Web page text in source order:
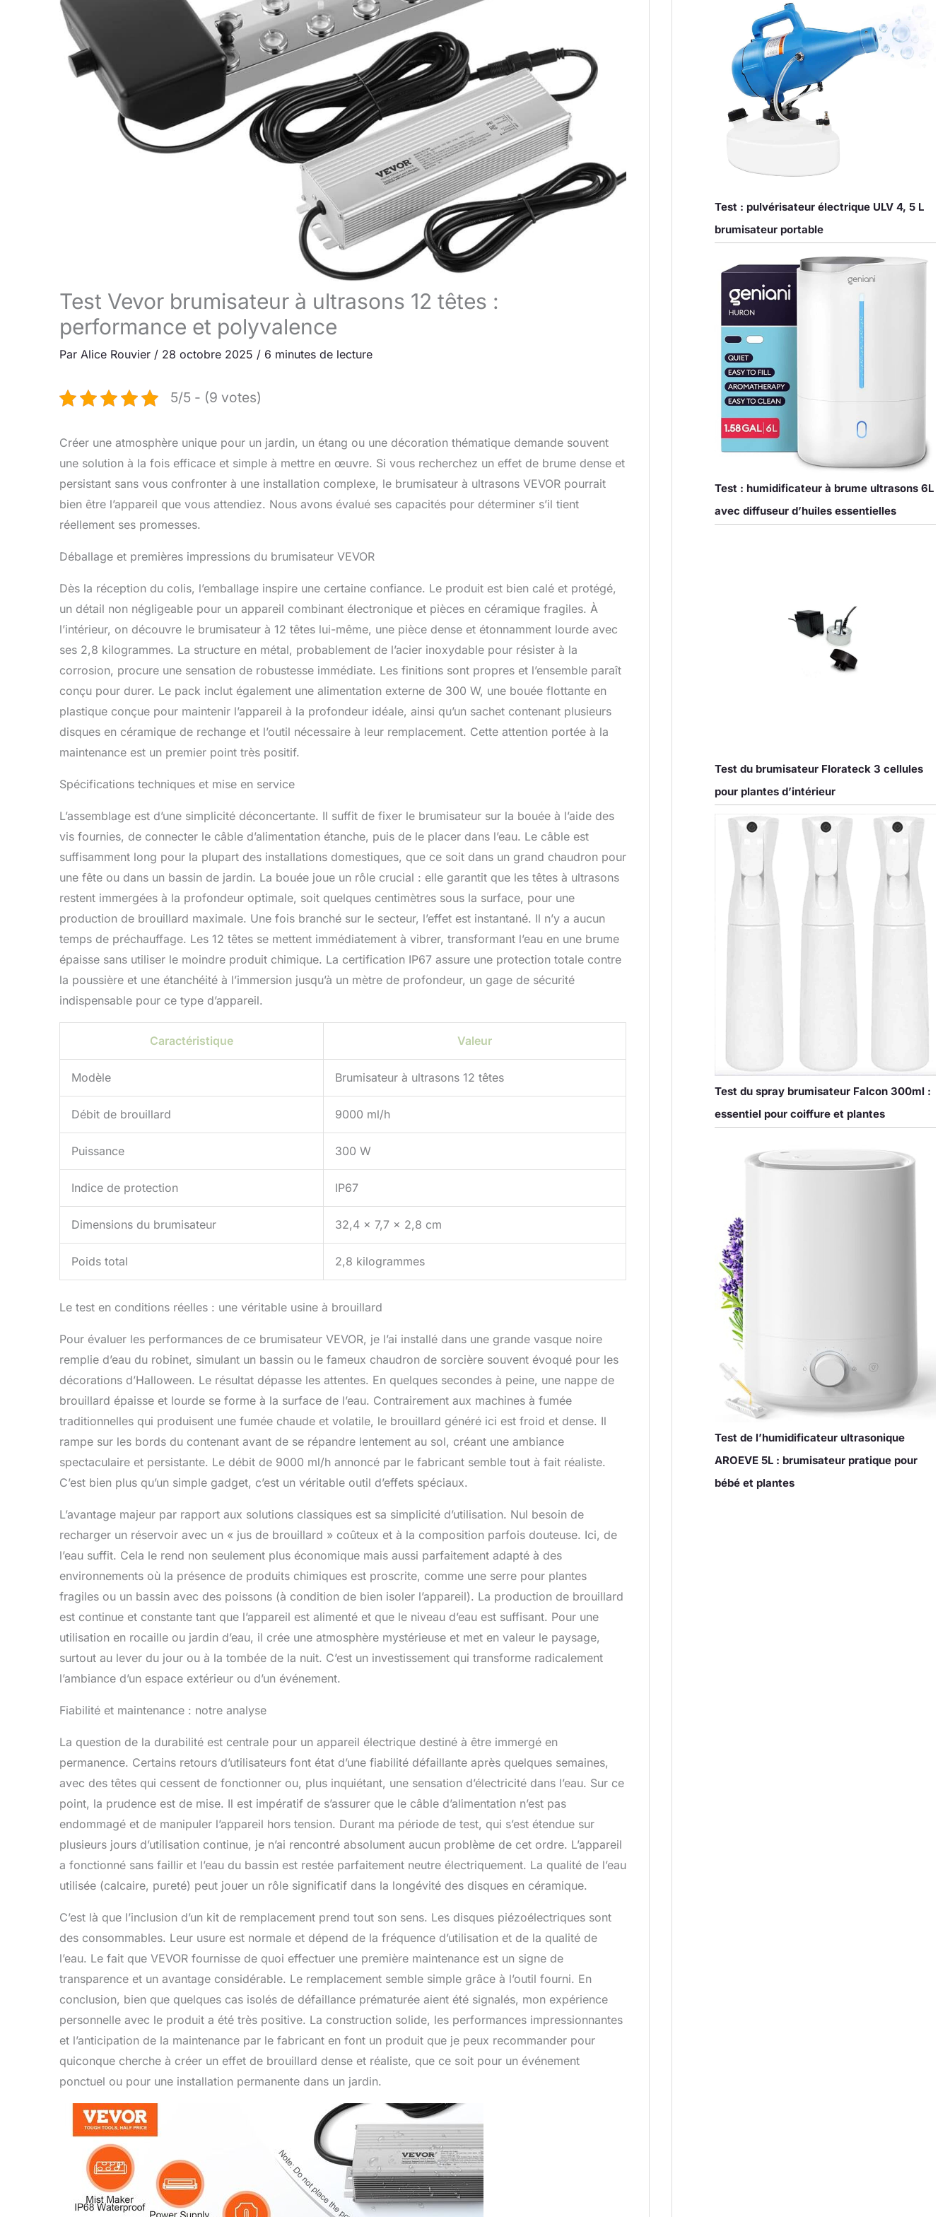
Test Vevor brumisateur à ultrasons 12 têtes :
performance et polyvalence
Par Alice Rouvier / 28 octobre 2025 / 6 minutes de lecture
5/5 - (9 votes)
Créer une atmosphère unique pour un jardin, un étang ou une décoration thématique demande souvent
une solution à la fois efficace et simple à mettre en œuvre. Si vous recherchez un effet de brume dense et
persistant sans vous confronter à une installation complexe, le brumisateur à ultrasons VEVOR pourrait
bien être l’appareil que vous attendiez. Nous avons évalué ses capacités pour déterminer s’il tient
réellement ses promesses.
Déballage et premières impressions du brumisateur VEVOR
Dès la réception du colis, l’emballage inspire une certaine confiance. Le produit est bien calé et protégé,
un détail non négligeable pour un appareil combinant électronique et pièces en céramique fragiles. À
l’intérieur, on découvre le brumisateur à 12 têtes lui-même, une pièce dense et étonnamment lourde avec
ses 2,8 kilogrammes. La structure en métal, probablement de l’acier inoxydable pour résister à la
corrosion, procure une sensation de robustesse immédiate. Les finitions sont propres et l’ensemble paraît
conçu pour durer. Le pack inclut également une alimentation externe de 300 W, une bouée flottante en
plastique conçue pour maintenir l’appareil à la profondeur idéale, ainsi qu’un sachet contenant plusieurs
disques en céramique de rechange et l’outil nécessaire à leur remplacement. Cette attention portée à la
maintenance est un premier point très positif.
Spécifications techniques et mise en service
L’assemblage est d’une simplicité déconcertante. Il suffit de fixer le brumisateur sur la bouée à l’aide des
vis fournies, de connecter le câble d’alimentation étanche, puis de le placer dans l’eau. Le câble est
suffisamment long pour la plupart des installations domestiques, que ce soit dans un grand chaudron pour
une fête ou dans un bassin de jardin. La bouée joue un rôle crucial : elle garantit que les têtes à ultrasons
restent immergées à la profondeur optimale, soit quelques centimètres sous la surface, pour une
production de brouillard maximale. Une fois branché sur le secteur, l’effet est instantané. Il n’y a aucun
temps de préchauffage. Les 12 têtes se mettent immédiatement à vibrer, transformant l’eau en une brume
épaisse sans utiliser le moindre produit chimique. La certification IP67 assure une protection totale contre
la poussière et une étanchéité à l’immersion jusqu’à un mètre de profondeur, un gage de sécurité
indispensable pour ce type d’appareil.
Caractéristique Valeur
Modèle Brumisateur à ultrasons 12 têtes
Débit de brouillard 9000 ml/h
Puissance 300 W
Indice de protection IP67
Dimensions du brumisateur 32,4 x 7,7 x 2,8 cm
Poids total 2,8 kilogrammes
Le test en conditions réelles : une véritable usine à brouillard
Pour évaluer les performances de ce brumisateur VEVOR, je l’ai installé dans une grande vasque noire
remplie d’eau du robinet, simulant un bassin ou le fameux chaudron de sorcière souvent évoqué pour les
décorations d’Halloween. Le résultat dépasse les attentes. En quelques secondes à peine, une nappe de
brouillard épaisse et lourde se forme à la surface de l’eau. Contrairement aux machines à fumée
traditionnelles qui produisent une fumée chaude et volatile, le brouillard généré ici est froid et dense. Il
rampe sur les bords du contenant avant de se répandre lentement au sol, créant une ambiance
spectaculaire et persistante. Le débit de 9000 ml/h annoncé par le fabricant semble tout à fait réaliste.
C’est bien plus qu’un simple gadget, c’est un véritable outil d’effets spéciaux.
L’avantage majeur par rapport aux solutions classiques est sa simplicité d’utilisation. Nul besoin de
recharger un réservoir avec un « jus de brouillard » coûteux et à la composition parfois douteuse. Ici, de
l’eau suffit. Cela le rend non seulement plus économique mais aussi parfaitement adapté à des
environnements où la présence de produits chimiques est proscrite, comme une serre pour plantes
fragiles ou un bassin avec des poissons (à condition de bien isoler l’appareil). La production de brouillard
est continue et constante tant que l’appareil est alimenté et que le niveau d’eau est suffisant. Pour une
utilisation en rocaille ou jardin d’eau, il crée une atmosphère mystérieuse et met en valeur le paysage,
surtout au lever du jour ou à la tombée de la nuit. C’est un investissement qui transforme radicalement
l’ambiance d’un espace extérieur ou d’un événement.
Fiabilité et maintenance : notre analyse
La question de la durabilité est centrale pour un appareil électrique destiné à être immergé en
permanence. Certains retours d’utilisateurs font état d’une fiabilité défaillante après quelques semaines,
avec des têtes qui cessent de fonctionner ou, plus inquiétant, une sensation d’électricité dans l’eau. Sur ce
point, la prudence est de mise. Il est impératif de s’assurer que le câble d’alimentation n’est pas
endommagé et de manipuler l’appareil hors tension. Durant ma période de test, qui s’est étendue sur
plusieurs jours d’utilisation continue, je n’ai rencontré absolument aucun problème de cet ordre. L’appareil
a fonctionné sans faillir et l’eau du bassin est restée parfaitement neutre électriquement. La qualité de l’eau
utilisée (calcaire, pureté) peut jouer un rôle significatif dans la longévité des disques en céramique.
C’est là que l’inclusion d’un kit de remplacement prend tout son sens. Les disques piézoélectriques sont
des consommables. Leur usure est normale et dépend de la fréquence d’utilisation et de la qualité de
l’eau. Le fait que VEVOR fournisse de quoi effectuer une première maintenance est un signe de
transparence et un avantage considérable. Le remplacement semble simple grâce à l’outil fourni. En
conclusion, bien que quelques cas isolés de défaillance prématurée aient été signalés, mon expérience
personnelle avec le produit a été très positive. La construction solide, les performances impressionnantes
et l’anticipation de la maintenance par le fabricant en font un produit que je peux recommander pour
quiconque cherche à créer un effet de brouillard dense et réaliste, que ce soit pour un événement
ponctuel ou pour une installation permanente dans un jardin.
Test : pulvérisateur électrique ULV 4, 5 L
brumisateur portable
Test : humidificateur à brume ultrasons 6L
avec diffuseur d’huiles essentielles
Test du brumisateur Florateck 3 cellules
pour plantes d’intérieur
Test du spray brumisateur Falcon 300ml :
essentiel pour coiffure et plantes
Test de l’humidificateur ultrasonique
AROEVE 5L : brumisateur pratique pour
bébé et plantes